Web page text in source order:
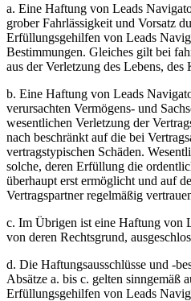
a. Eine Haftung von Leads
grober Fahrlässigkeit und Vorsatz
Erfüllungsgehilfen von Leads
Bestimmungen. Gleiches gilt bei
aus der Verletzung des Lebens,
b. Eine Haftung von Leads
verursachten Vermögens- und
wesentlichen Verletzung der
nach beschränkt auf die bei
vertragstypischen Schäden.
solche, deren Erfüllung die
überhaupt erst ermöglicht und auf
Vertragspartner regelmäßig
c. Im Übrigen ist eine Haftung von
von deren Rechtsgrund,
d. Die Haftungsausschlüsse und -
Absätze a. bis c. gelten sinngemäß
Erfüllungsgehilfen von Leads